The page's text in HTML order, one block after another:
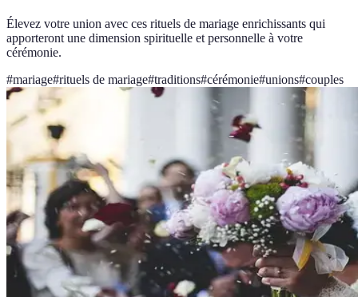
Élevez votre union avec ces rituels de mariage enrichissants qui
apporteront une dimension spirituelle et personnelle à votre
cérémonie.
#mariage#rituels de mariage#traditions#cérémonie#unions#couples